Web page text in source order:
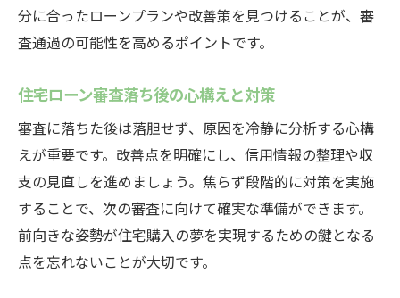
住宅ローン再審査に向けた目標設定と行動
住宅ローン審査結果を受け止める心構え
住宅ローン審査に落ちても諦めない秘訣
住宅ローン審査で悩んだ時の見直しポイント解
説
住宅ローン審査で見直すべき返済比率の重
要性
住宅ローン審査時の勤続年数や収入再確認
分に合ったローンプランや改善策を見つけることが、審
査通過の可能性を高めるポイントです。
住宅ローン審査落ち後の心構えと対策
審査に落ちた後は落胆せず、原因を冷静に分析する心構
えが重要です。改善点を明確にし、信用情報の整理や収
支の見直しを進めましょう。焦らず段階的に対策を実施
することで、次の審査に向けて確実な準備ができます。
前向きな姿勢が住宅購入の夢を実現するための鍵となる
点を忘れないことが大切です。